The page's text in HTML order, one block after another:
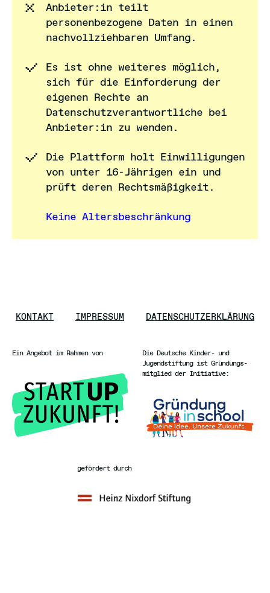
Anbieter:in teilt
personenbezogene Daten in einen
nachvollziehbaren Umfang.
Es ist ohne weiteres möglich,
sich für die Einforderung der
eigenen Rechte an
Datenschutzverantwortliche bei
Anbieter:in zu wenden.
Die Plattform holt Einwilligungen
von unter 16-Jährigen ein und
prüft deren Rechtsmäßigkeit.
Keine Altersbeschränkung
KONTAKT IMPRESSUM DATENSCHUTZERKLÄRUNG
Ein Angebot im Rahmen von
gefördert durch
Die Deutsche Kinder- und
Jugendstiftung ist Gründungs-
mitglied der Initiative: